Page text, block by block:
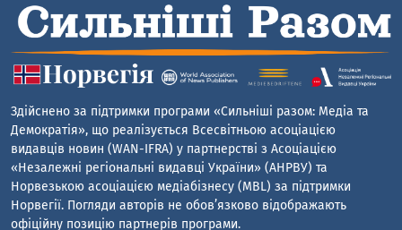
Здійснено за підтримки програми «Сильніші разом: Медіа та
Демократія», що реалізується Всесвітньою асоціацією
видавців новин (WAN-IFRA) у партнерстві з Асоціацією
«Незалежні регіональні видавці України» (АНРВУ) та
Норвезькою асоціацією медіабізнесу (MBL) за підтримки
Норвегії. Погляди авторів не обов’язково відображають
офіційну позицію партнерів програми.